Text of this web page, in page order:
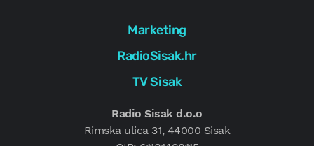
Marketing
RadioSisak.hr
TV Sisak
Radio Sisak d.o.o
Rimska ulica 31, 44000 Sisak